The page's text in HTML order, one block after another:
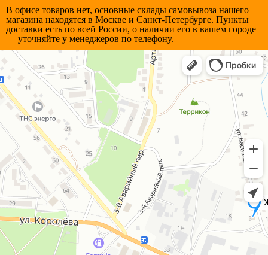
В офисе товаров нет, основные склады самовывоза нашего
магазина находятся в Мocкве и Санкт-Петербурге. Пункты
доставки есть по всей России, о наличии его в вашем городе
— уточняйте у менеджеров по телефону.